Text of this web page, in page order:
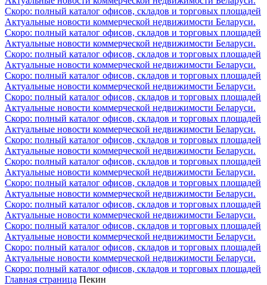
Скоро: полный каталог офисов, складов и торговых площадей
Актуальные новости коммерческой недвижимости Беларуси.
Скоро: полный каталог офисов, складов и торговых площадей
Актуальные новости коммерческой недвижимости Беларуси.
Скоро: полный каталог офисов, складов и торговых площадей
Актуальные новости коммерческой недвижимости Беларуси.
Скоро: полный каталог офисов, складов и торговых площадей
Актуальные новости коммерческой недвижимости Беларуси.
Скоро: полный каталог офисов, складов и торговых площадей
Актуальные новости коммерческой недвижимости Беларуси.
Скоро: полный каталог офисов, складов и торговых площадей
Актуальные новости коммерческой недвижимости Беларуси.
Скоро: полный каталог офисов, складов и торговых площадей
Актуальные новости коммерческой недвижимости Беларуси.
Скоро: полный каталог офисов, складов и торговых площадей
Актуальные новости коммерческой недвижимости Беларуси.
Скоро: полный каталог офисов, складов и торговых площадей
Актуальные новости коммерческой недвижимости Беларуси.
Скоро: полный каталог офисов, складов и торговых площадей
Актуальные новости коммерческой недвижимости Беларуси.
Скоро: полный каталог офисов, складов и торговых площадей
Актуальные новости коммерческой недвижимости Беларуси.
Скоро: полный каталог офисов, складов и торговых площадей
Актуальные новости коммерческой недвижимости Беларуси.
Скоро: полный каталог офисов, складов и торговых площадей
Главная страница Пекин